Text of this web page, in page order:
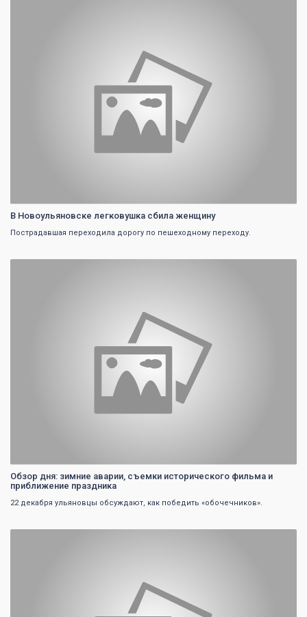
В Новоульяновске легковушка сбила женщину
Пострадавшая переходила дорогу по пешеходному переходу.
Обзор дня: зимние аварии, съемки исторического фильма и
приближение праздника
22 декабря ульяновцы обсуждают, как победить «обочечников».